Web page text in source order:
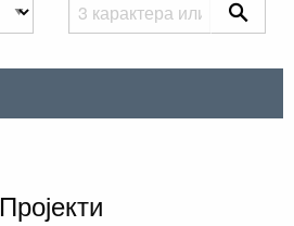
Пројекти